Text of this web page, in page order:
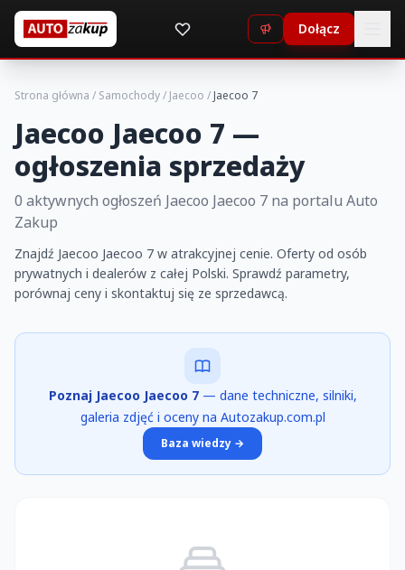
Dołącz
Strona główna / Samochody/ Jaecoo /Jaecoo 7
Jaecoo Jaecoo 7 —
ogłoszenia sprzedaży
0 aktywnych ogłoszeń Jaecoo Jaecoo 7 na portalu Auto
Zakup
Znajdź Jaecoo Jaecoo 7 w atrakcyjnej cenie. Oferty od osób
prywatnych i dealerów z całej Polski. Sprawdź parametry,
porównaj ceny i skontaktuj się ze sprzedawcą.
Poznaj Jaecoo Jaecoo 7 — dane techniczne, silniki,
galeria zdjęć i oceny na Autozakup.com.pl
Baza wiedzy →